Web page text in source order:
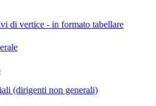
di vertice - in formato tabellare
(dirigenti non generali)